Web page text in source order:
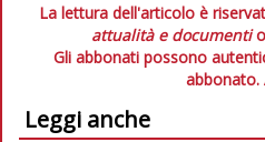
La lettura dell'articolo è
attualità e documenti
Gli abbonati possono
abbonato.
Leggi anche